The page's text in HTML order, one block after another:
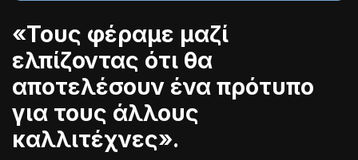
«Τους φέραμε μαζί
ελπίζοντας ότι θα
αποτελέσουν ένα πρότυπο
για τους άλλους
καλλιτέχνες».